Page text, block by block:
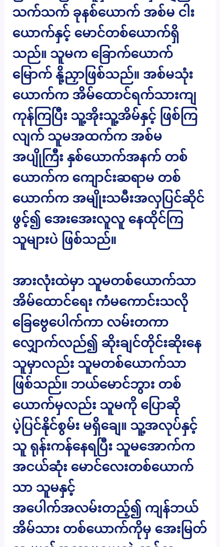
သက်သက် ခုနစ်ယောက် အစ်မ ငါး
ယောက်နှင့် မောင်တစ်ယောက်ရှိ
သည်။ သူမက ခြောက်ယောက်
မြောက် နို့ညှာဖြစ်သည်။ အစ်မသုံး
ယောက်က အိမ်ထောင်ရက်သားကျ
ကုန်ကြပြီး သူ့အိုးသူ့အိမ်နှင့် ဖြစ်ကြ
လျက် သူမအထက်က အစ်မ
အပျိုကြီး နှစ်ယောက်အနက် တစ်
ယောက်က ကျောင်းဆရာမ တစ်
ယောက်က အမျိုးသမီးအလှပြင်ဆိုင်
ဖွင့်၍ အေးအေးလူလူ နေထိုင်ကြ
သူများပဲ ဖြစ်သည်။
အားလုံးထဲမှာ သူမတစ်ယောက်သာ
အိမ်ထောင်ရေး ကံမကောင်းသလို
ခြေဗွေပေါက်ကာ လမ်းတကာ
လျှောက်လည်၍ ဆိုးချင်တိုင်းဆိုးနေ
သူမှာလည်း သူမတစ်ယောက်သာ
ဖြစ်သည်။ ဘယ်မောင်ဘွား တစ်
ယောက်မှလည်း သူမကို ပြောဆို
ပဲ့ပြင်နိုင်စွမ်း မရှိချေ။ သူ့အလုပ်နှင့်
သူ ရုန်းကန်နေရပြီး သူမအောက်က
အငယ်ဆုံး မောင်လေးတစ်ယောက်
သာ သူမနှင့်
အပေါက်အလမ်းတည့်၍ ကျန်ဘယ်
အိမ်သား တစ်ယောက်ကိုမှ အေးမြတ်